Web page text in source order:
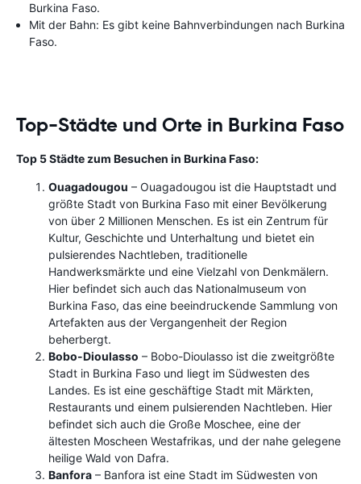
Burkina Faso.
Mit der Bahn: Es gibt keine Bahnverbindungen nach Burkina
Faso.
Top-Städte und Orte in Burkina Faso
Top 5 Städte zum Besuchen in Burkina Faso:
Ouagadougou – Ouagadougou ist die Hauptstadt und
größte Stadt von Burkina Faso mit einer Bevölkerung
von über 2 Millionen Menschen. Es ist ein Zentrum für
Kultur, Geschichte und Unterhaltung und bietet ein
pulsierendes Nachtleben, traditionelle
Handwerksmärkte und eine Vielzahl von Denkmälern.
Hier befindet sich auch das Nationalmuseum von
Burkina Faso, das eine beeindruckende Sammlung von
Artefakten aus der Vergangenheit der Region
beherbergt.
Bobo-Dioulasso – Bobo-Dioulasso ist die zweitgrößte
Stadt in Burkina Faso und liegt im Südwesten des
Landes. Es ist eine geschäftige Stadt mit Märkten,
Restaurants und einem pulsierenden Nachtleben. Hier
befindet sich auch die Große Moschee, eine der
ältesten Moscheen Westafrikas, und der nahe gelegene
heilige Wald von Dafra.
Banfora – Banfora ist eine Stadt im Südwesten von